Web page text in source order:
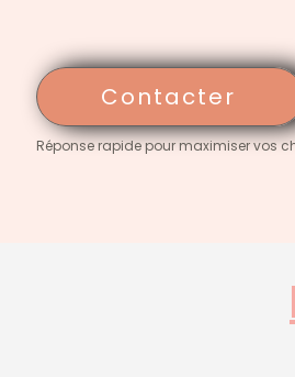
Contacter
Réponse rapide pour maximiser vos